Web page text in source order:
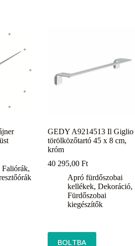
Faliórák,
GEDY A9214513 Il Giglio
törölközőtartó 45 x 8 cm,
króm
40 295,00Ft
Apró fürdőszobai
kellékek,Dekoráció,
Fürdőszobai
kiegészítők
BOLTBA